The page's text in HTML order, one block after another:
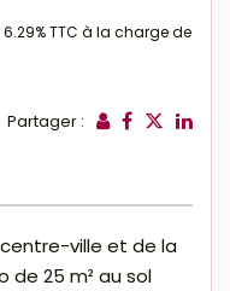
TTC à la charge de
Partager :
ville et de la
de 25 m² au sol